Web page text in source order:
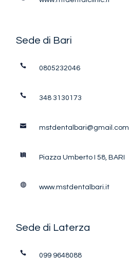
Sede di Bari
0805232046
348 3130173
mstdentalbari@gmail.com
Piazza Umberto I 58, BARI
www.mstdentalbari.it
Sede di Laterza
099 9648088